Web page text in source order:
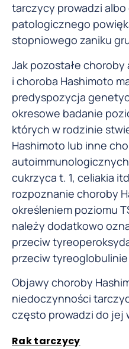
tarczycy prowadzi
patologicznego
stopniowego zaniku
Jak pozostałe
i choroba Hashimoto
predyspozycja
okresowe badanie
których w rodzinie
Hashimoto lub inne
cukrzyca t. 1, celiakia
rozpoznanie choroby
określeniem poziomu
należy dodatkowo
przeciw
przeciw
Objawy choroby
niedoczynności
często prowadzi do jej
Rak tarczycy